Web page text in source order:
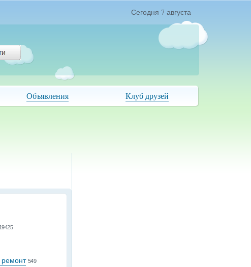
Сегодня 7 августа
Объявления Клуб друзей
19425
549